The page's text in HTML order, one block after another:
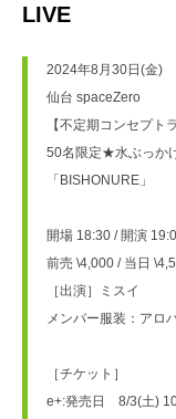
LIVE
2024年8月30日(金)
仙台 spaceZero
【不定期コンセプト
50名限定★水ぶっか
「BISHONURE」
開場 18:30 / 開演
前売 \4,000 / 当日
［出演］ミスイ
メンバー服装：アロ
［チケット］
e+:発売日　8/3(土)